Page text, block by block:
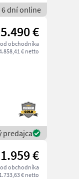
6 dní online
5.490 €
od obchodníka
€ netto
predajca
1.959 €
od obchodníka
1.733,63 € netto